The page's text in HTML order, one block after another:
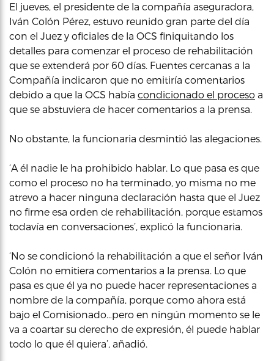
El jueves, el presidente de la compañía aseguradora,
Iván Colón Pérez, estuvo reunido gran parte del día
con el Juez y oficiales de la OCS finiquitando los
detalles para comenzar el proceso de rehabilitación
que se extenderá por 60 días. Fuentes cercanas a la
Compañía indicaron que no emitiría comentarios
debido a que la OCS había condicionado el proceso a
que se abstuviera de hacer comentarios a la prensa.
No obstante, la funcionaria desmintió las alegaciones.
‘A él nadie le ha prohibido hablar. Lo que pasa es que
como el proceso no ha terminado, yo misma no me
atrevo a hacer ninguna declaración hasta que el Juez
no firme esa orden de rehabilitación, porque estamos
todavía en conversaciones’, explicó la funcionaria.
‘No se condicionó la rehabilitación a que el señor Iván
Colón no emitiera comentarios a la prensa. Lo que
pasa es que él ya no puede hacer representaciones a
nombre de la compañía, porque como ahora está
bajo el Comisionado…pero en ningún momento se le
va a coartar su derecho de expresión, él puede hablar
todo lo que él quiera’, añadió.